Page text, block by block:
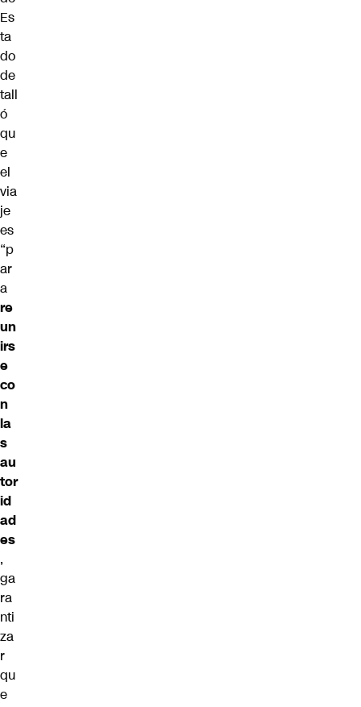
Es
ta
do
de
tall
ó
qu
e
el
via
je
es
“p
ar
a
re
un
irs
e
co
n
la
s
au
tor
id
ad
es
,
ga
ra
nti
za
r
qu
e